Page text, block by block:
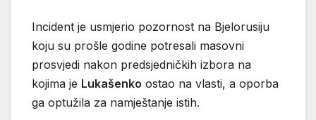
Incident je usmjerio pozornost na Bjelorusiju
koju su prošle godine potresali masovni
prosvjedi nakon predsjedničkih izbora na
kojima je Lukašenko ostao na vlasti, a oporba
ga optužila za namještanje istih.